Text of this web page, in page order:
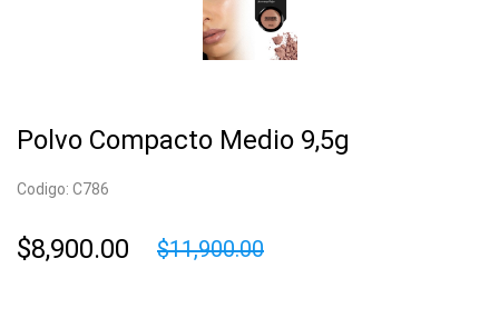
Polvo Compacto Medio 9,5g
Codigo: C786
$8,900.00 $11,900.00